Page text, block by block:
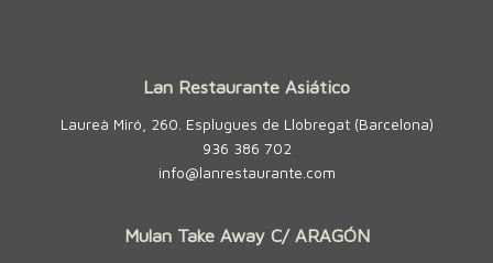
Lan Restaurante Asiático
Laureà Miró, 260. Esplugues de Llobregat (Barcelona)
936 386 702
info@lanrestaurante.com
Mulan Take Away C/ ARAGÓN